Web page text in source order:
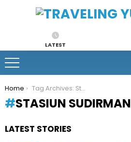
LATEST
You are here:
Home Tag Archives: Stasiun Sudirman
STASIUN SUDIRMAN
LATEST STORIES